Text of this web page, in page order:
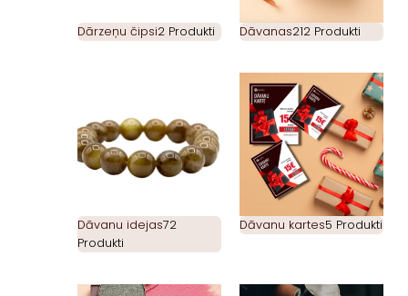
Dārzeņu čipsi2 Produkti Dāvanas212 Produkti
Dāvanu idejas72
Produkti
Dāvanu kartes5 Produkti